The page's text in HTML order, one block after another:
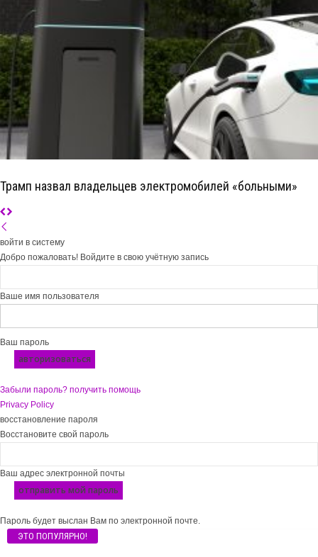
Трамп назвал владельцев электромобилей «больными»
войти в систему
Добро пожаловать! Войдите в свою учётную запись
Ваше имя пользователя
Ваш пароль
Забыли пароль? получить помощь
Privacy Policy
восстановление пароля
Восстановите свой пароль
Ваш адрес электронной почты
Пароль будет выслан Вам по электронной почте.
ЭТО ПОПУЛЯРНО!